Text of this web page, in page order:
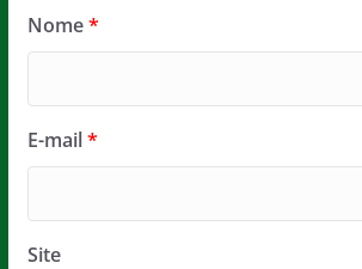
Nome*
E-mail*
Site